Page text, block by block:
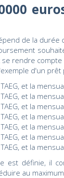
de la durée
rendre
d'un
et la
et la
et la
et la
et la
et la
et la
est définie, il
au